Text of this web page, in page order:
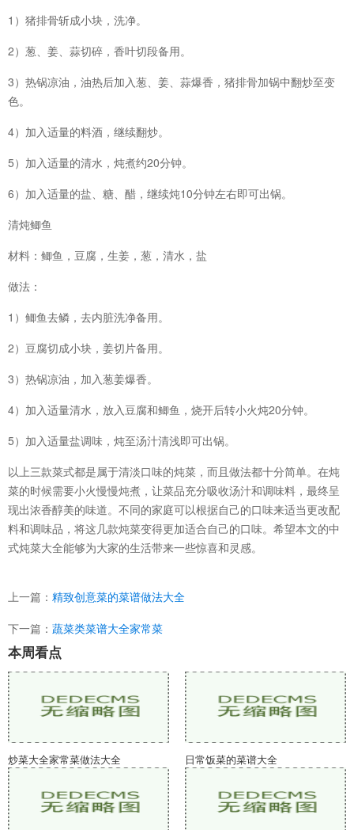
1）猪排骨斩成小块，洗净。
2）葱、姜、蒜切碎，香叶切段备用。
3）热锅凉油，油热后加入葱、姜、蒜爆香，猪排骨加锅中翻炒至变
色。
4）加入适量的料酒，继续翻炒。
5）加入适量的清水，炖煮约20分钟。
6）加入适量的盐、糖、醋，继续炖10分钟左右即可出锅。
清炖鲫鱼
材料：鲫鱼，豆腐，生姜，葱，清水，盐
做法：
1）鲫鱼去鳞，去内脏洗净备用。
2）豆腐切成小块，姜切片备用。
3）热锅凉油，加入葱姜爆香。
4）加入适量清水，放入豆腐和鲫鱼，烧开后转小火炖20分钟。
5）加入适量盐调味，炖至汤汁清浅即可出锅。
以上三款菜式都是属于清淡口味的炖菜，而且做法都十分简单。在炖
菜的时候需要小火慢慢炖煮，让菜品充分吸收汤汁和调味料，最终呈
现出浓香醇美的味道。不同的家庭可以根据自己的口味来适当更改配
料和调味品，将这几款炖菜变得更加适合自己的口味。希望本文的中
式炖菜大全能够为大家的生活带来一些惊喜和灵感。
上一篇： 精致创意菜的菜谱做法大全
下一篇： 蔬菜类菜谱大全家常菜
本周看点
炒菜大全家常菜做法大全 日常饭菜的菜谱大全